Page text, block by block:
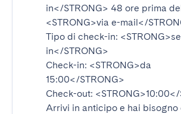
in</STRONG> 48 ore prima
<STRONG>via e-mail</
Tipo di check-in:
in</STRONG>
Check-in: <STRONG>da
15:00</STRONG>
Check-out: <STRONG>10:00</
Arrivi in anticipo e hai bisogno